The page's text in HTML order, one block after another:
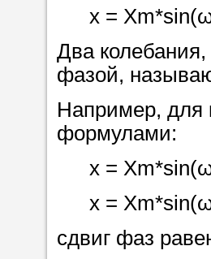
x =
Два
фазой,
Например, для
формулами:
x =
x =
сдвиг фаз